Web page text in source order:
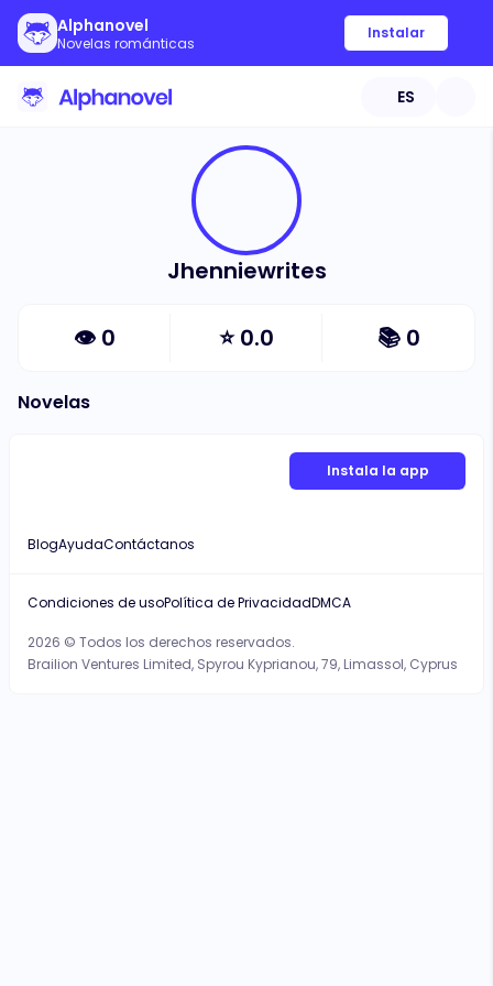
Alphanovel
Novelas románticas
Instalar
ES
Jhenniewrites
👁 0 ⭐0.0 📚 0
Novelas
Instala la app
BlogAyudaContáctanos
2026 © Todos los derechos reservados.
Brailion Ventures Limited, Spyrou Kyprianou, 79, Limassol, Cyprus
Condiciones de usoPolítica de PrivacidadDMCA